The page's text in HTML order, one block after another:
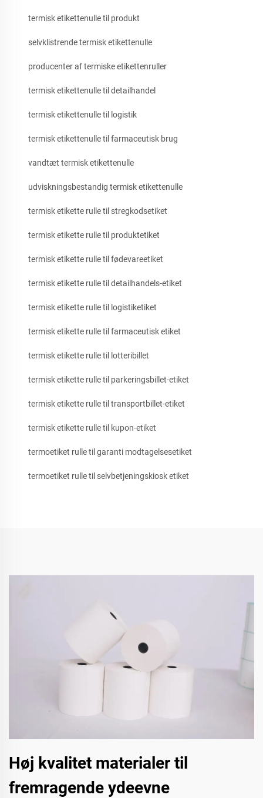
termisk etikettenulle til produkt
selvklistrende termisk etikettenulle
producenter af termiske etikettenruller
termisk etikettenulle til detailhandel
termisk etikettenulle til logistik
termisk etikettenulle til farmaceutisk brug
vandtæt termisk etikettenulle
udviskningsbestandig termisk etikettenulle
termisk etikette rulle til stregkodsetiket
termisk etikette rulle til produktetiket
termisk etikette rulle til fødevareetiket
termisk etikette rulle til detailhandels-etiket
termisk etikette rulle til logistiketiket
termisk etikette rulle til farmaceutisk etiket
termisk etikette rulle til lotteribillet
termisk etikette rulle til parkeringsbillet-etiket
termisk etikette rulle til transportbillet-etiket
termisk etikette rulle til kupon-etiket
termoetiket rulle til garanti modtagelsesetiket
termoetiket rulle til selvbetjeningskiosk etiket
Høj kvalitet materialer til
fremragende ydeevne